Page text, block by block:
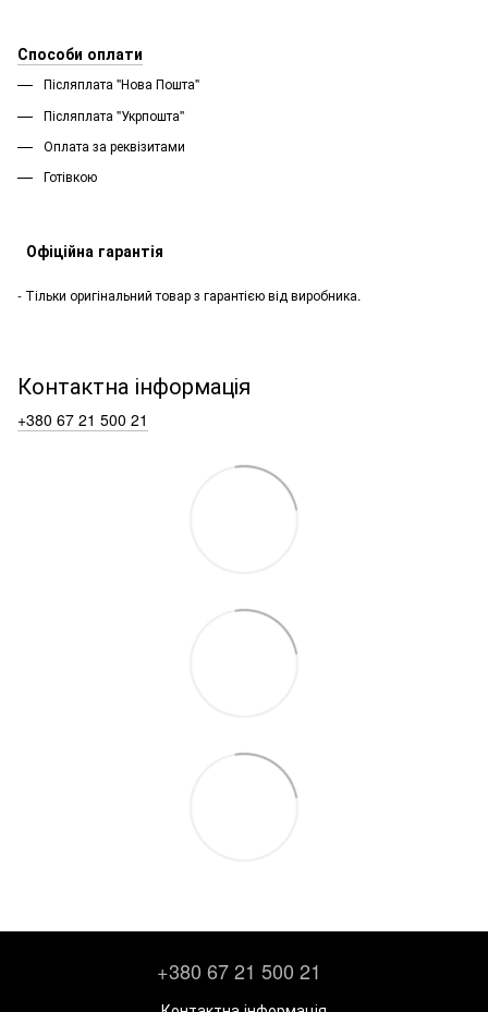
Способи оплати
Післяплата "Нова Пошта"
Післяплата "Укрпошта''
Оплата за реквізитами
Готівкою
Офіційна гарантія
- Тільки оригінальний товар з гарантією від виробника.
Контактна інформація
+380 67 21 500 21
+380 67 21 500 21